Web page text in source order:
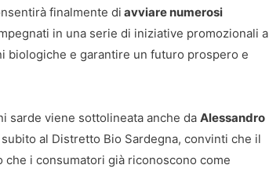
finalmente di avviare numerosi
in una serie di iniziative promozionali a
biologiche e garantire un futuro prospero e
sarde viene sottolineata anche da Alessandro
al Distretto Bio Sardegna, convinti che il
i consumatori già riconoscono come